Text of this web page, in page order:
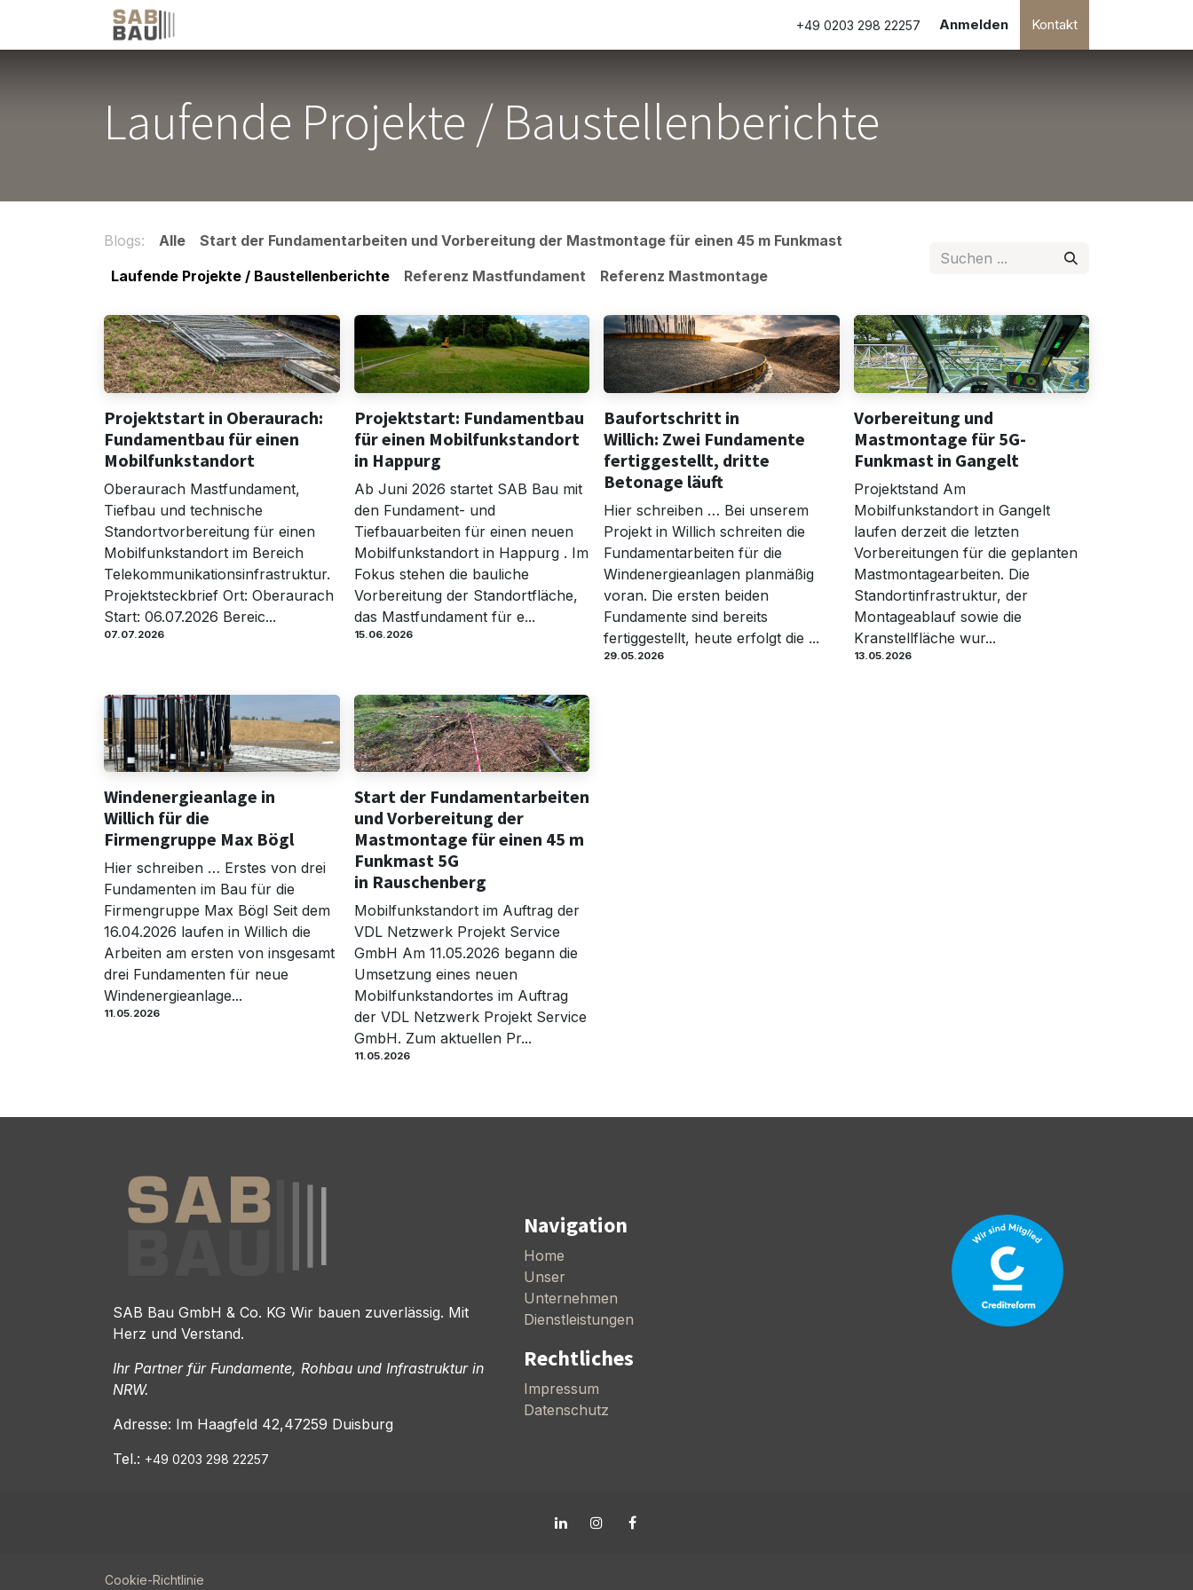
Zum Inhalt springen
Kooperation Hilfe
+49 0203 298 22257 Anmelden Kontakt
Laufende Projekte / Baustellenberichte
Blogs: Alle
Start der Fundamentarbeiten und Vorbereitung der Mastmontage für einen 45 m Funkmast
Laufende Projekte / Baustellenberichte
Referenz Mastfundament Referenz Mastmontage
Projektstart in Oberaurach:
Fundamentbau für einen
Mobilfunkstandort
Oberaurach Mastfundament,
Tiefbau und technische
Standortvorbereitung für einen
Mobilfunkstandort im Bereich
Telekommunikationsinfrastruktur.
Projektsteckbrief Ort: Oberaurach
Start: 06.07.2026 Bereic...
07.07.2026
Projektstart: Fundamentbau
für einen Mobilfunkstandort
in Happurg
Ab Juni 2026 startet SAB Bau mit
den Fundament- und
Tiefbauarbeiten für einen neuen
Mobilfunkstandort in Happurg . Im
Fokus stehen die bauliche
Vorbereitung der Standortfläche,
das Mastfundament für e...
15.06.2026
Baufortschritt in
Willich: Zwei Fundamente
fertiggestellt, dritte
Betonage läuft
Hier schreiben … Bei unserem
Projekt in Willich schreiten die
Fundamentarbeiten für die
Windenergieanlagen planmäßig
voran. Die ersten beiden
Fundamente sind bereits
fertiggestellt, heute erfolgt die ...
29.05.2026
Vorbereitung und
Mastmontage für 5G-
Funkmast in Gangelt
Projektstand Am
Mobilfunkstandort in Gangelt
laufen derzeit die letzten
Vorbereitungen für die geplanten
Mastmontagearbeiten. Die
Standortinfrastruktur, der
Montageablauf sowie die
Kranstellfläche wur...
13.05.2026
Windenergieanlage in
Willich für die
Firmengruppe Max Bögl
Hier schreiben … Erstes von drei
Fundamenten im Bau für die
Firmengruppe Max Bögl Seit dem
16.04.2026 laufen in Willich die
Arbeiten am ersten von insgesamt
drei Fundamenten für neue
Windenergieanlage...
11.05.2026
Start der Fundamentarbeiten
und Vorbereitung der
Mastmontage für einen 45 m
Funkmast 5G
in Rauschenberg
Mobilfunkstandort im Auftrag der
VDL Netzwerk Projekt Service
GmbH Am 11.05.2026 begann die
Umsetzung eines neuen
Mobilfunkstandortes im Auftrag
der VDL Netzwerk Projekt Service
GmbH. Zum aktuellen Pr...
11.05.2026
SAB Bau GmbH & Co. KG Wir bauen zuverlässig. Mit
Herz und Verstand.
Ihr Partner für Fundamente, Rohbau und Infrastruktur in
NRW.
Adresse: Im Haagfeld 42,47259 Duisburg
Tel.: +49 0203 298 22257
Rechtliches
Impressum
Datenschutz
Navigation
Home
Unser
Unternehmen
Dienstleistungen
Cookie-Richtlinie